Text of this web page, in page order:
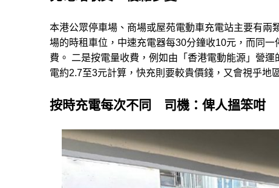
本港公眾停車場、商場或屋苑電動車充電站主要有
場的時租車位，中速充電器每30分鐘收10元，而同
費。 二是按電量收費，例如由「香港電動能源」營
電約2.7至3元計算，快充則要較貴價錢，又會視乎地
按時充電每次不同 司機：俾人搵笨咁